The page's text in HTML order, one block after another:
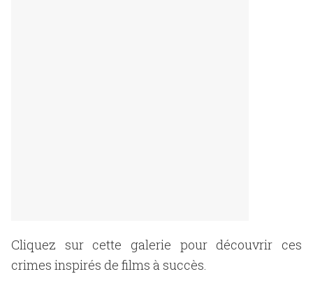
Cliquez sur cette galerie pour découvrir ces
crimes inspirés de films à succès.